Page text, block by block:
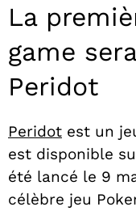
La
game
Peridot
Peridot est un
est disponible
été lancé le 9
célèbre jeu